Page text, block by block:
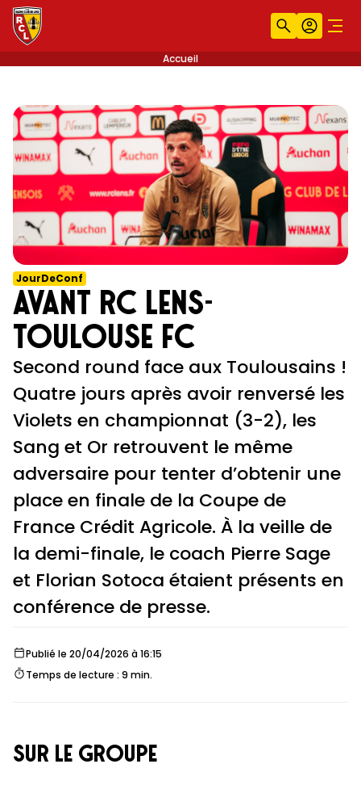
Recherche
Accueil
JourDeConf
Avant RC Lens-
Toulouse FC
Second round face aux Toulousains !
Quatre jours après avoir renversé les
Violets en championnat (3-2), les
Sang et Or retrouvent le même
adversaire pour tenter d’obtenir une
place en finale de la Coupe de
France Crédit Agricole. À la veille de
la demi-finale, le coach Pierre Sage
et Florian Sotoca étaient présents en
conférence de presse.
Publié le 20/04/2026 à 16:15
Temps de lecture : 9 min.
SUR LE GROUPE